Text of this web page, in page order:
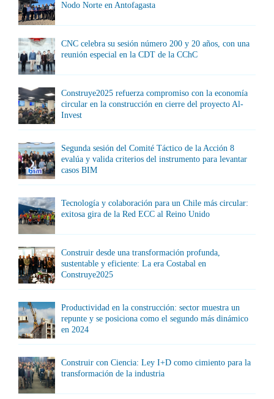
Nodo Norte en Antofagasta
CNC celebra su sesión número 200 y 20 años, con una
reunión especial en la CDT de la CChC
Construye2025 refuerza compromiso con la economía
circular en la construcción en cierre del proyecto Al-
Invest
Segunda sesión del Comité Táctico de la Acción 8
evalúa y valida criterios del instrumento para levantar
casos BIM
Tecnología y colaboración para un Chile más circular:
exitosa gira de la Red ECC al Reino Unido
Construir desde una transformación profunda,
sustentable y eficiente: La era Costabal en
Construye2025
Productividad en la construcción: sector muestra un
repunte y se posiciona como el segundo más dinámico
en 2024
Construir con Ciencia: Ley I+D como cimiento para la
transformación de la industria